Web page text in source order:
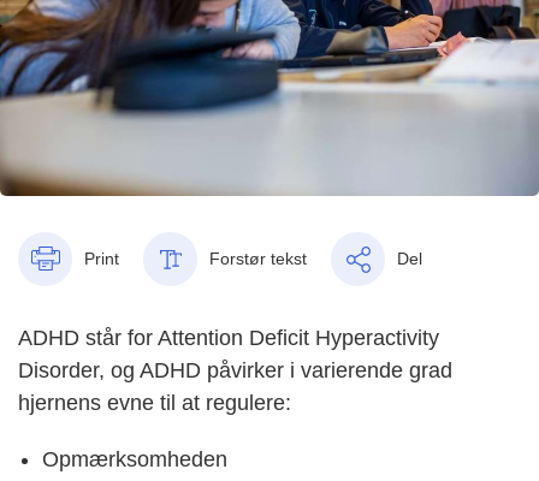
Print Forstør tekst Del
ADHD står for Attention Deficit Hyperactivity
Disorder, og ADHD påvirker i varierende grad
hjernens evne til at regulere:
Opmærksomheden